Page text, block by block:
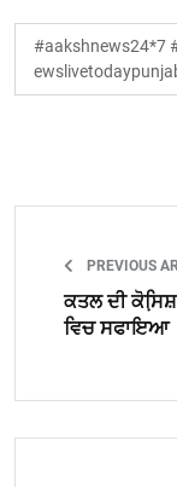
#aakshnews24*7
PREVIOUS
ਕਤਲ ਦੀ
ਵਿਚ ਸਫਾਇਆ